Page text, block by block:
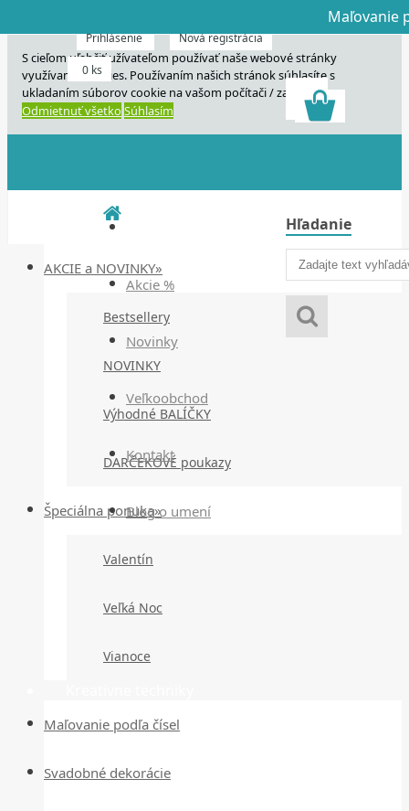
S cieľom uľahčiť užívateľom používať naše webové stránky
využívame cookies. Používaním našich stránok súhlasíte s
ukladaním súborov cookie na vašom počítači / zariadení.
Odmietnuť všetko Súhlasím
Akcie %
Novinky
Veľkoobchod
Kontakt
Blog o umení
Hľadanie
Prihlásenie Nová registrácia
0 ks
AKCIE a NOVINKY»
Bestsellery
NOVINKY
Výhodné BALÍČKY
DARČEKOVÉ poukazy
Špeciálna ponuka»
Valentín
Veľká Noc
Vianoce
Maľovanie podľa čísel
Svadobné dekorácie
Dnes
Dnes veľký
Maľovanie